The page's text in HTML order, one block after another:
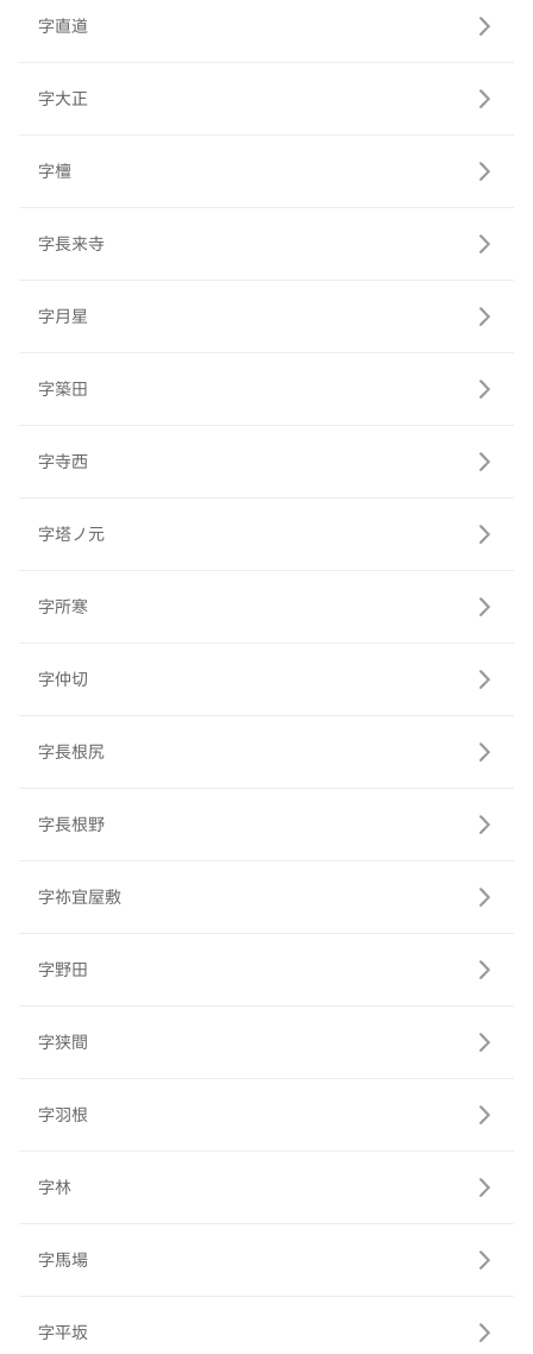
字直道
字大正
字檀
字長来寺
字月星
字築田
字寺西
字塔ノ元
字所寒
字仲切
字長根尻
字長根野
字祢宜屋敷
字野田
字狭間
字羽根
字林
字馬場
字平坂